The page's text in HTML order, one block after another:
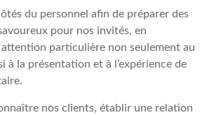
du personnel afin de préparer des
pour nos invités, en
particulière non seulement au
à la présentation et à l’expérience de
nos clients, établir une relation